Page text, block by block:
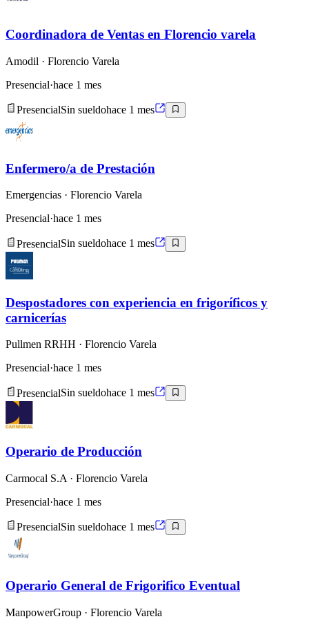
Coordinadora de Ventas en Florencio varela
Amodil · Florencio Varela
Presencial·hace 1 mes
PresencialSin sueldohace 1 mes
Enfermero/a de Prestación
Emergencias · Florencio Varela
Presencial·hace 1 mes
PresencialSin sueldohace 1 mes
Despostadores con experiencia en frigoríficos y
carnicerías
Pullmen RRHH · Florencio Varela
Presencial·hace 1 mes
PresencialSin sueldohace 1 mes
Operario de Producción
Carmocal S.A · Florencio Varela
Presencial·hace 1 mes
PresencialSin sueldohace 1 mes
Operario General de Frigorifico Eventual
ManpowerGroup · Florencio Varela